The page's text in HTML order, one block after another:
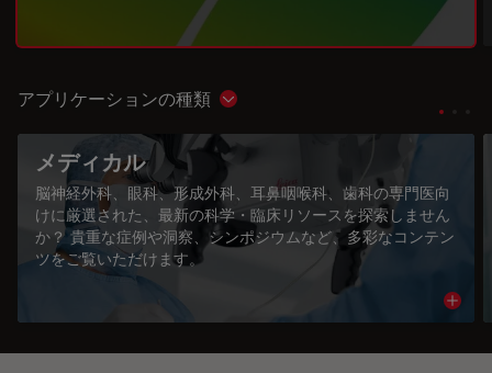
アプリケーションの種類 Show subnavigation
メディカル
脳神経外科、眼科、形成外科、耳鼻咽喉科、歯科の専門医向
けに厳選された、最新の科学・臨床リソースを探索しません
か？ 貴重な症例や洞察、シンポジウムなど、多彩なコンテン
ツをご覧いただけます。